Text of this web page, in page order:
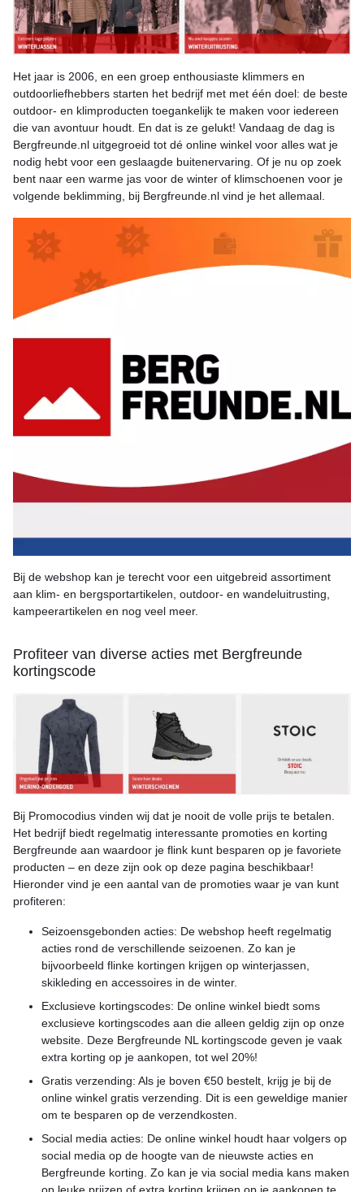
Het jaar is 2006, en een groep enthousiaste klimmers en
outdoorliefhebbers starten het bedrijf met met één doel: de beste
outdoor- en klimproducten toegankelijk te maken voor iedereen
die van avontuur houdt. En dat is ze gelukt! Vandaag de dag is
Bergfreunde.nl uitgegroeid tot dé online winkel voor alles wat je
nodig hebt voor een geslaagde buitenervaring. Of je nu op zoek
bent naar een warme jas voor de winter of klimschoenen voor je
volgende beklimming, bij Bergfreunde.nl vind je het allemaal.
Bij de webshop kan je terecht voor een uitgebreid assortiment
aan klim- en bergsportartikelen, outdoor- en wandeluitrusting,
kampeerartikelen en nog veel meer.
Profiteer van diverse acties met Bergfreunde
kortingscode
Bij Promocodius vinden wij dat je nooit de volle prijs te betalen.
Het bedrijf biedt regelmatig interessante promoties en korting
Bergfreunde aan waardoor je flink kunt besparen op je favoriete
producten – en deze zijn ook op deze pagina beschikbaar!
Hieronder vind je een aantal van de promoties waar je van kunt
profiteren:
Seizoensgebonden acties: De webshop heeft regelmatig
acties rond de verschillende seizoenen. Zo kan je
bijvoorbeeld flinke kortingen krijgen op winterjassen,
skikleding en accessoires in de winter.
Exclusieve kortingscodes: De online winkel biedt soms
exclusieve kortingscodes aan die alleen geldig zijn op onze
website. Deze Bergfreunde NL kortingscode geven je vaak
extra korting op je aankopen, tot wel 20%!
Gratis verzending: Als je boven €50 bestelt, krijg je bij de
online winkel gratis verzending. Dit is een geweldige manier
om te besparen op de verzendkosten.
Social media acties: De online winkel houdt haar volgers op
social media op de hoogte van de nieuwste acties en
Bergfreunde korting. Zo kan je via social media kans maken